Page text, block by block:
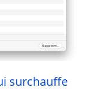
surchauffe